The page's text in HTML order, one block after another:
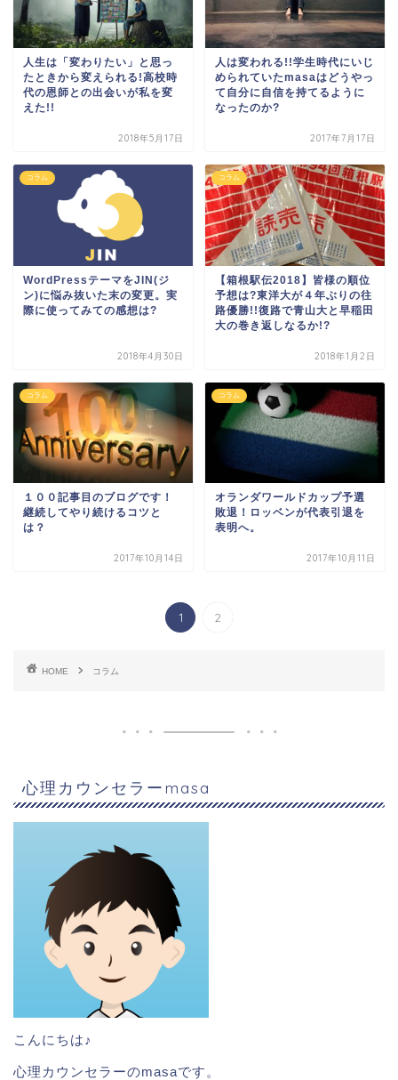
人生は「変わりたい」と思っ
たときから変えられる!高校時
代の恩師との出会いが私を変
えた!!
2018年5月17日
人は変われる!!学生時代にいじ
められていたmasaはどうやっ
て自分に自信を持てるように
なったのか?
2017年7月17日
コラム
WordPressテーマをJIN(ジ
ン)に悩み抜いた末の変更。実
際に使ってみての感想は?
2018年4月30日
コラム
【箱根駅伝2018】皆様の順位
予想は?東洋大が４年ぶりの往
路優勝!!復路で青山大と早稲田
大の巻き返しなるか!?
2018年1月2日
コラム
１００記事目のブログです！
継続してやり続けるコツと
は？
2017年10月14日
コラム
オランダワールドカップ予選
敗退！ロッベンが代表引退を
表明へ。
2017年10月11日
1 2
HOME コラム
心理カウンセラーmasa
こんにちは♪
心理カウンセラーのmasaです。